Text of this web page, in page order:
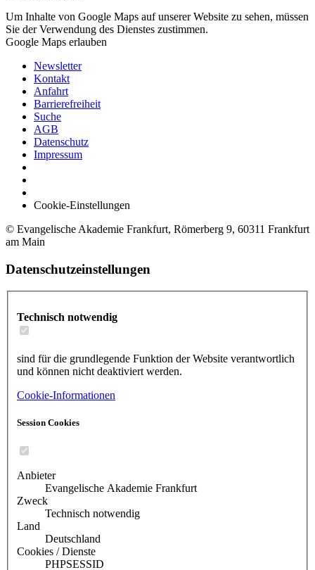
Um Inhalte von Google Maps auf unserer Website zu sehen, müssen
Sie der Verwendung des Dienstes zustimmen.
Google Maps erlauben
Newsletter
Kontakt
Anfahrt
Barrierefreiheit
Suche
AGB
Datenschutz
Impressum
Cookie-Einstellungen
© Evangelische Akademie Frankfurt, Römerberg 9, 60311 Frankfurt
am Main
Datenschutzeinstellungen
Technisch notwendig
sind für die grundlegende Funktion der Website verantwortlich
und können nicht deaktiviert werden.
Cookie-Informationen
Session Cookies
Anbieter
Evangelische Akademie Frankfurt
Zweck
Technisch notwendig
Land
Deutschland
Cookies / Dienste
PHPSESSID